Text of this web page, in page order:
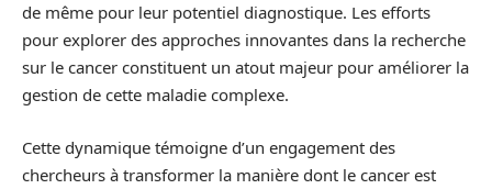
de même pour leur potentiel diagnostique. Les efforts
pour explorer des approches innovantes dans la recherche
sur le cancer constituent un atout majeur pour améliorer la
gestion de cette maladie complexe.
Cette dynamique témoigne d’un engagement des
chercheurs à transformer la manière dont le cancer est